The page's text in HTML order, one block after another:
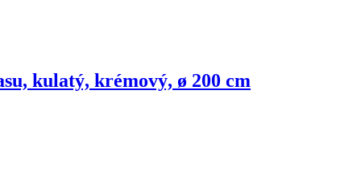
kulatý, krémový, ø 200 cm